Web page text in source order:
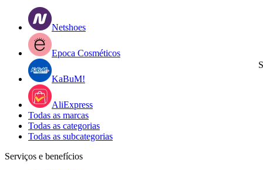
Netshoes
Epoca Cosméticos
KaBuM!
AliExpress
Todas as marcas
Todas as categorias
Todas as subcategorias
Serviços e benefícios